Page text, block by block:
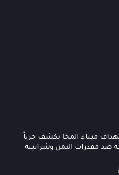
ميناء المخا يكشف حرباً
ضد مقدرات اليمن وشرايينه